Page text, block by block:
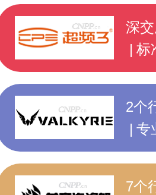
深
标
高
2个
专
领
7个